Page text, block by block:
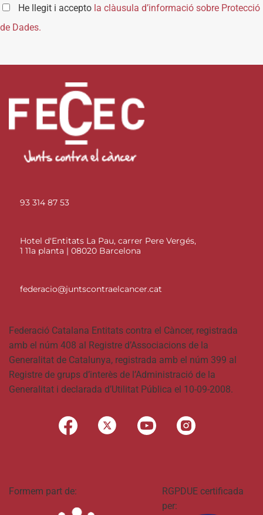
He llegit i accepto la clàusula d’informació sobre Protecció
de Dades.
93 314 87 53
Hotel d'Entitats La Pau, carrer Pere Vergés,
1 11a planta | 08020 Barcelona
federacio@juntscontraelcancer.cat
Federació Catalana Entitats contra el Càncer, registrada
amb el núm 408 al Registre d’Associacions de la
Generalitat de Catalunya, registrada amb el núm 399 al
Registre de grups d’interès de l’Administració de la
Generalitat i declarada d’Utilitat Pública el 10-09-2008.
Formem part de:
RGPDUE certificada
per: